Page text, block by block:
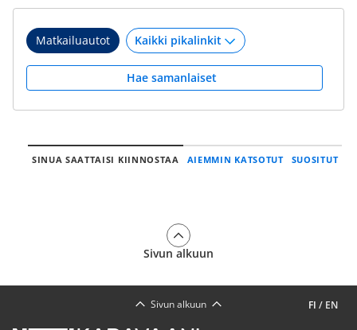
Matkailuautot
Hae samanlaiset
SINUA SAATTAISI KIINNOSTAA AIEMMIN KATSOTUT SUOSITUT
Sivun alkuun
FI / EN
Sivun alkuun